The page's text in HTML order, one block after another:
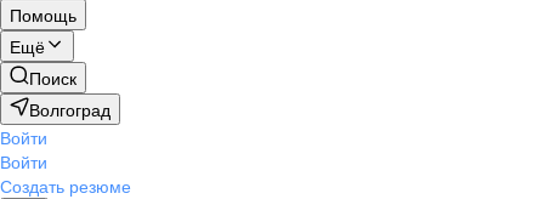
Помощь
Ещё
Поиск
Волгоград
Войти
Войти
Создать резюме